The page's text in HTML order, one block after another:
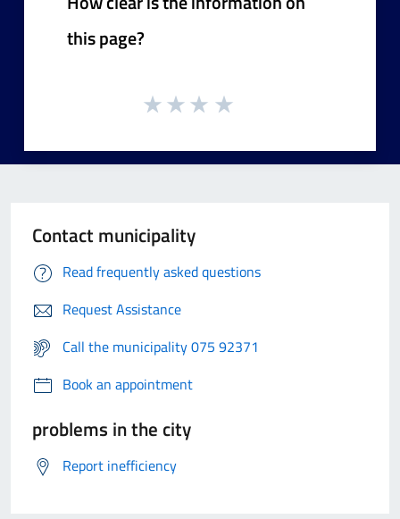
this page?
Contact municipality
Read frequently asked questions
Request Assistance
Call the municipality 075 92371
Book an appointment
problems in the city
Report inefficiency